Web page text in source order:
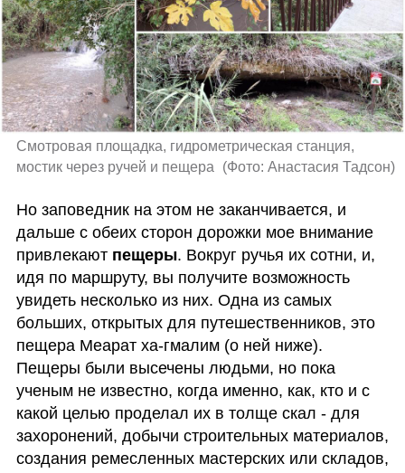
Смотровая площадка, гидрометрическая станция,
мостик через ручей и пещера
(Фото: Анастасия Тадсон)
Но заповедник на этом не заканчивается, и
дальше с обеих сторон дорожки мое внимание
привлекают пещеры. Вокруг ручья их сотни, и,
идя по маршруту, вы получите возможность
увидеть несколько из них. Одна из самых
больших, открытых для путешественников, это
пещера Меарат ха-гмалим (о ней ниже).
Пещеры были высечены людьми, но пока
ученым не известно, когда именно, как, кто и с
какой целью проделал их в толще скал - для
захоронений, добычи строительных материалов,
создания ремесленных мастерских или складов,